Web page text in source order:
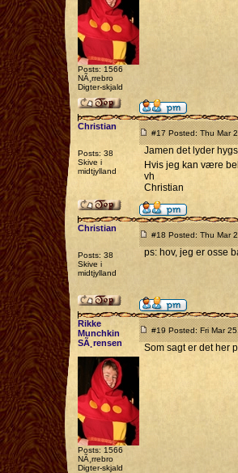
Posts: 1566
NÃ¸rrebro
Digter-skjald
Christian
Posts: 38
Skive i
midtjylland
#17 Posted: Thu Mar
Jamen det lyder
Hvis jeg kan være
vh
Christian
Christian
Posts: 38
Skive i
midtjylland
#18 Posted: Thu Mar
ps: hov, jeg er osse
Rikke
Munchkin
SÃ¸rensen
Posts: 1566
NÃ¸rrebro
Digter-skjald
#19 Posted: Fri Mar
Som sagt er det her